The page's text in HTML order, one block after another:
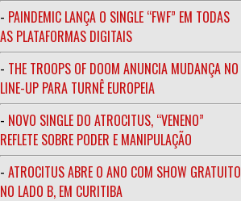
- PAINDEMIC LANÇA O SINGLE “FWF” EM TODAS
AS PLATAFORMAS DIGITAIS
- THE TROOPS OF DOOM ANUNCIA MUDANÇA NO
LINE-UP PARA TURNÊ EUROPEIA
- NOVO SINGLE DO ATROCITUS, “VENENO”
REFLETE SOBRE PODER E MANIPULAÇÃO
- ATROCITUS ABRE O ANO COM SHOW GRATUITO
NO LADO B, EM CURITIBA